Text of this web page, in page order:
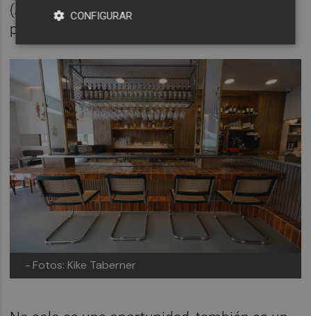
(Arrancapins) les produjo vértigo al
principio.
- Fotos: Kike Taberner
CONFIGURAR